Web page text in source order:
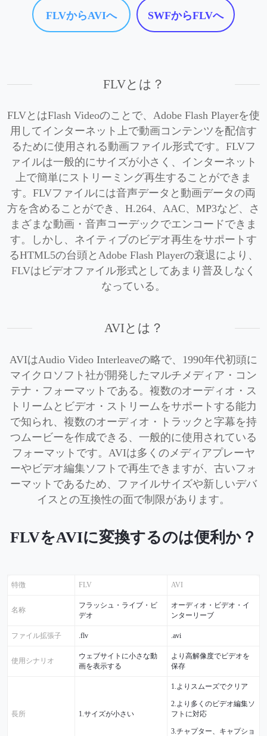
FLVからAVIへ SWFからFLVへ
FLVとは？
FLVとはFlash Videoのことで、Adobe Flash Playerを使
用してインターネット上で動画コンテンツを配信す
るために使用される動画ファイル形式です。FLVフ
ァイルは一般的にサイズが小さく、インターネット
上で簡単にストリーミング再生することができま
す。FLVファイルには音声データと動画データの両
方を含めることができ、H.264、AAC、MP3など、さ
まざまな動画・音声コーデックでエンコードできま
す。しかし、ネイティブのビデオ再生をサポートす
るHTML5の台頭とAdobe Flash Playerの衰退により、
FLVはビデオファイル形式としてあまり普及しなく
なっている。
AVIとは？
AVIはAudio Video Interleaveの略で、1990年代初頭に
マイクロソフト社が開発したマルチメディア・コン
テナ・フォーマットである。複数のオーディオ・ス
トリームとビデオ・ストリームをサポートする能力
で知られ、複数のオーディオ・トラックと字幕を持
つムービーを作成できる、一般的に使用されている
フォーマットです。AVIは多くのメディアプレーヤ
ーやビデオ編集ソフトで再生できますが、古いフォ
ーマットであるため、ファイルサイズや新しいデバ
イスとの互換性の面で制限があります。
FLVをAVIに変換するのは便利か？
特徴 FLV AVI
名称
フラッシュ・ライブ・ビ
デオ
オーディオ・ビデオ・イ
ンターリーブ
ファイル拡張子 .flv .avi
使用シナリオ
ウェブサイトに小さな動
画を表示する
より高解像度でビデオを
保存
長所 1.サイズが小さい
1.よりスムーズでクリア
2.より多くのビデオ編集ソ
フトに対応
3.チャプター、キャプショ